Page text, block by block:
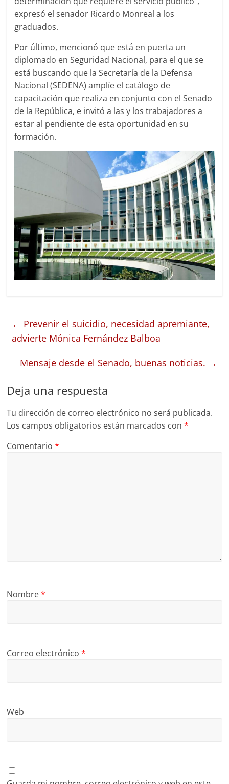
expresó el senador Ricardo Monreal a los
graduados.
Por último, mencionó que está en puerta un
diplomado en Seguridad Nacional, para el que se
está buscando que la Secretaría de la Defensa
Nacional (SEDENA) amplíe el catálogo de
capacitación que realiza en conjunto con el Senado
de la República, e invitó a las y los trabajadores a
estar al pendiente de esta oportunidad en su
formación.
← Prevenir el suicidio, necesidad apremiante,
advierte Mónica Fernández Balboa
Mensaje desde el Senado, buenas noticias. →
Deja una respuesta
Tu dirección de correo electrónico no será publicada.
Los campos obligatorios están marcados con*
Comentario*
Nombre*
Correo electrónico*
Web